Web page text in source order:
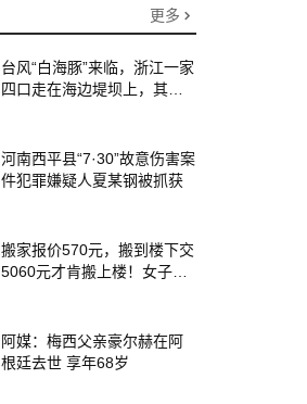
更多
台风“白海豚”来临，浙江一家
四口走在海边堤坝上，其中9
河南西平县“7·30”故意伤害案
件犯罪嫌疑人夏某钢被抓获
搬家报价570元，搬到楼下交
5060元才肯搬上楼！女子傻
阿媒：梅西父亲豪尔赫在阿
根廷去世 享年68岁